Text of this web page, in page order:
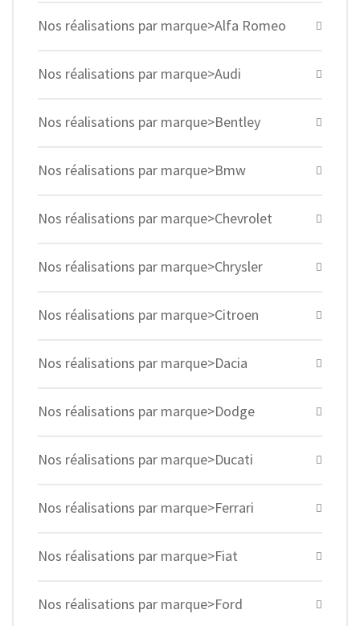
Nos réalisations par marque>Alfa Romeo
Nos réalisations par marque>Audi
Nos réalisations par marque>Bentley
Nos réalisations par marque>Bmw
Nos réalisations par marque>Chevrolet
Nos réalisations par marque>Chrysler
Nos réalisations par marque>Citroen
Nos réalisations par marque>Dacia
Nos réalisations par marque>Dodge
Nos réalisations par marque>Ducati
Nos réalisations par marque>Ferrari
Nos réalisations par marque>Fiat
Nos réalisations par marque>Ford